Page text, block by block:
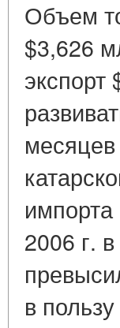
Объем
$3,626
2006 г.
в